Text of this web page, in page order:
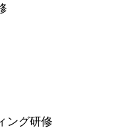
ング研修